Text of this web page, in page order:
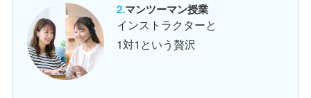
マンツーマン授業
インストラクターと
1対1という贅沢